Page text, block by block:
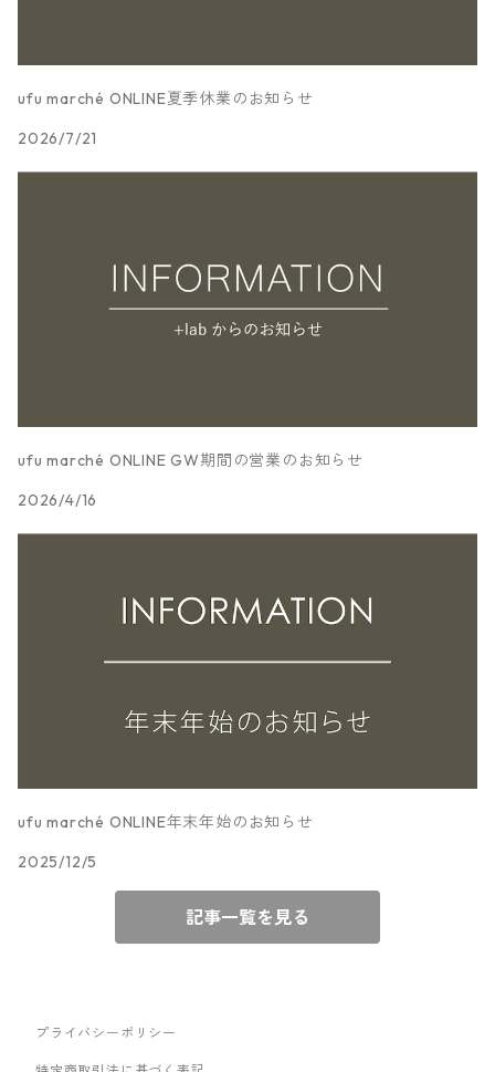
その他
和紙
ufu marché ONLINE夏季休業のお知らせ
2026/7/21
ufu marché ONLINE GW期間の営業のお知らせ
2026/4/16
ufu marché ONLINE年末年始のお知らせ
2025/12/5
記事一覧を見る
プライバシーポリシー